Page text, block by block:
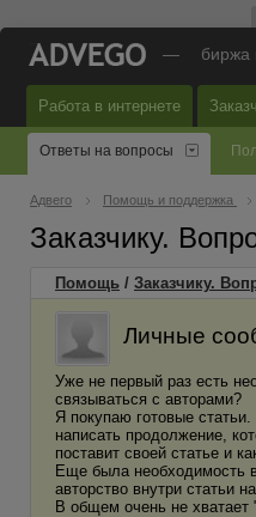
— биржа
Работа в интернете
Ответы на вопросы
Адвего Помощь и поддержка
Заказчику.
Помощь / Заказчику.
Личные
Уже не первый раз есть
связываться с авторами?
Я покупаю готовые
написать продолжение,
поставит своей статье и
Еще была необходимость
авторство внутри статьи
В общем очень не